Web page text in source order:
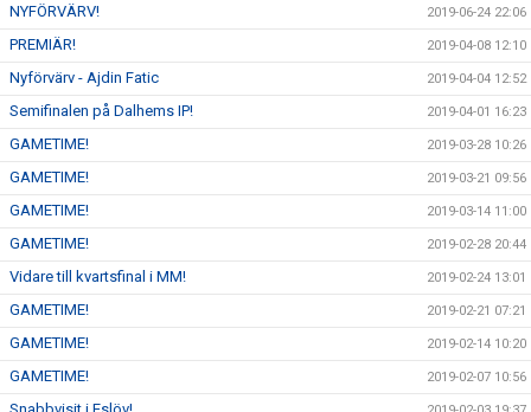
NYFÖRVÄRV! 2019-06-24 22:06
PREMIÄR! 2019-04-08 12:10
Nyförvärv - Ajdin Fatic 2019-04-04 12:52
Semifinalen på Dalhems IP! 2019-04-01 16:23
GAMETIME! 2019-03-28 10:26
GAMETIME! 2019-03-21 09:56
GAMETIME! 2019-03-14 11:00
GAMETIME! 2019-02-28 20:44
Vidare till kvartsfinal i MM! 2019-02-24 13:01
GAMETIME! 2019-02-21 07:21
GAMETIME! 2019-02-14 10:20
GAMETIME! 2019-02-07 10:56